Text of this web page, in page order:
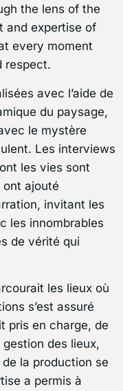
the lens of the
and expertise of
every moment
respect.
avec l’aide de
du paysage,
le mystère
Les interviews
les vies sont
ont ajouté
invitant les
les innombrables
de vérité qui
les lieux où
s’est assuré
pris en charge, de
des lieux,
la production se
a permis à